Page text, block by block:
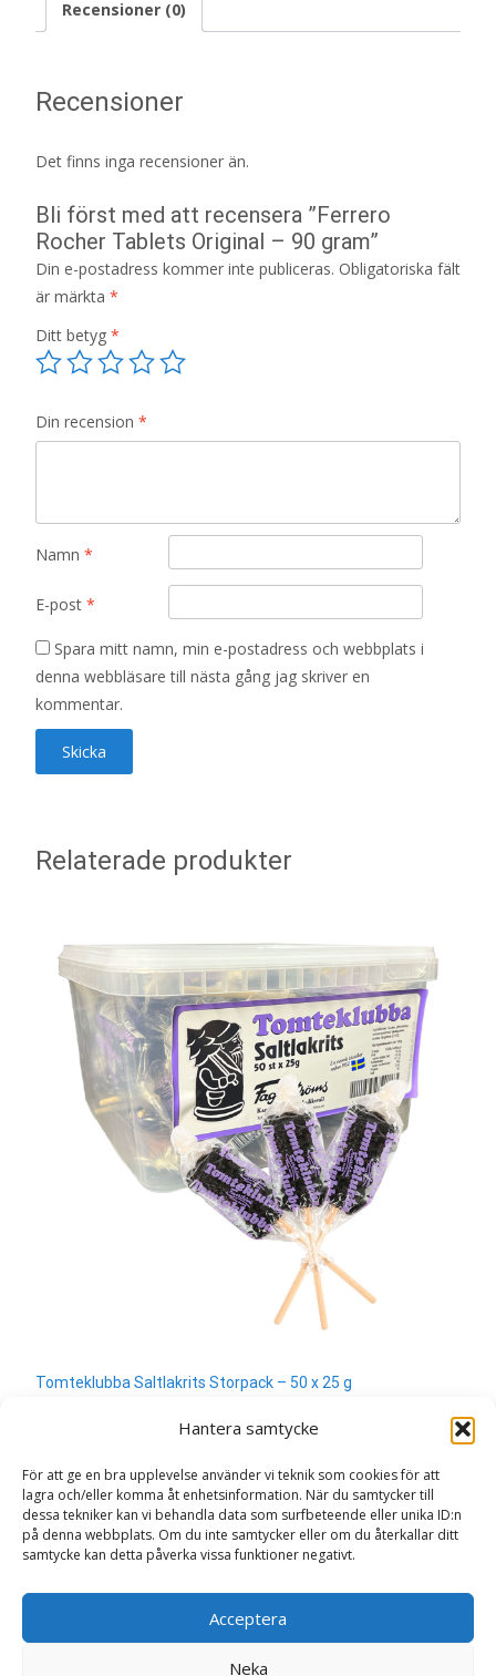
Hantera samtycke
För att ge en bra upplevelse använder vi teknik som cookies för att
lagra och/eller komma åt enhetsinformation. När du samtycker till
dessa tekniker kan vi behandla data som surfbeteende eller unika ID:n
på denna webbplats. Om du inte samtycker eller om du återkallar ditt
samtycke kan detta påverka vissa funktioner negativt.
Acceptera
Neka
Recensioner (0)
Recensioner
Det finns inga recensioner än.
Bli först med att recensera ”Ferrero
Rocher Tablets Original – 90 gram”
Din e-postadress kommer inte publiceras. Obligatoriska fält
är märkta *
Ditt betyg *
Din recension *
Namn *
E-post *
Spara mitt namn, min e-postadress och webbplats i
denna webbläsare till nästa gång jag skriver en
kommentar.
Relaterade produkter
Tomteklubba Saltlakrits Storpack – 50 x 25 g
Search